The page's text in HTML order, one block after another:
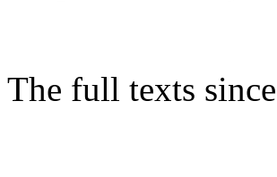
The full texts